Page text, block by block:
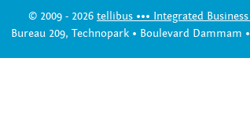
© 2009 - 2026 tellibus ••• Integrated
Bureau 209, Technopark • Boulevard Dammam